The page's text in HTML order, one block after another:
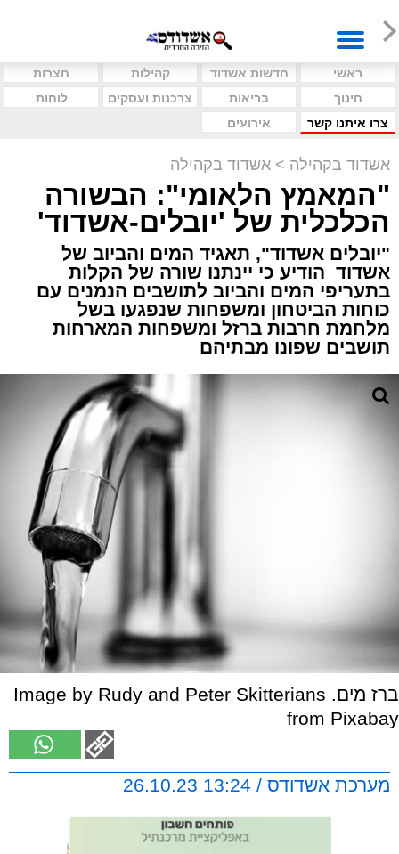
ראשי חדשות אשדוד קהילות
חצרות
חינוך
בריאות צרכנות ועסקים
לוחות
צרו איתנו קשר
אירועים
אשדוד בקהילה > אשדוד בקהילה
"המאמץ הלאומי": הבשורה
הכלכלית של 'יובלים-אשדוד'
"יובלים אשדוד", תאגיד המים והביוב של
אשדוד הודיע כי יינתנו שורה של הקלות
בתעריפי המים והביוב לתושבים הנמנים עם
כוחות הביטחון ומשפחות שנפגעו בשל
מלחמת חרבות ברזל ומשפחות המארחות
תושבים שפונו מבתיהם
ברז מים. Image by Rudy and Peter Skitterians
from Pixabay
מערכת אשדודס / 13:24 26.10.23